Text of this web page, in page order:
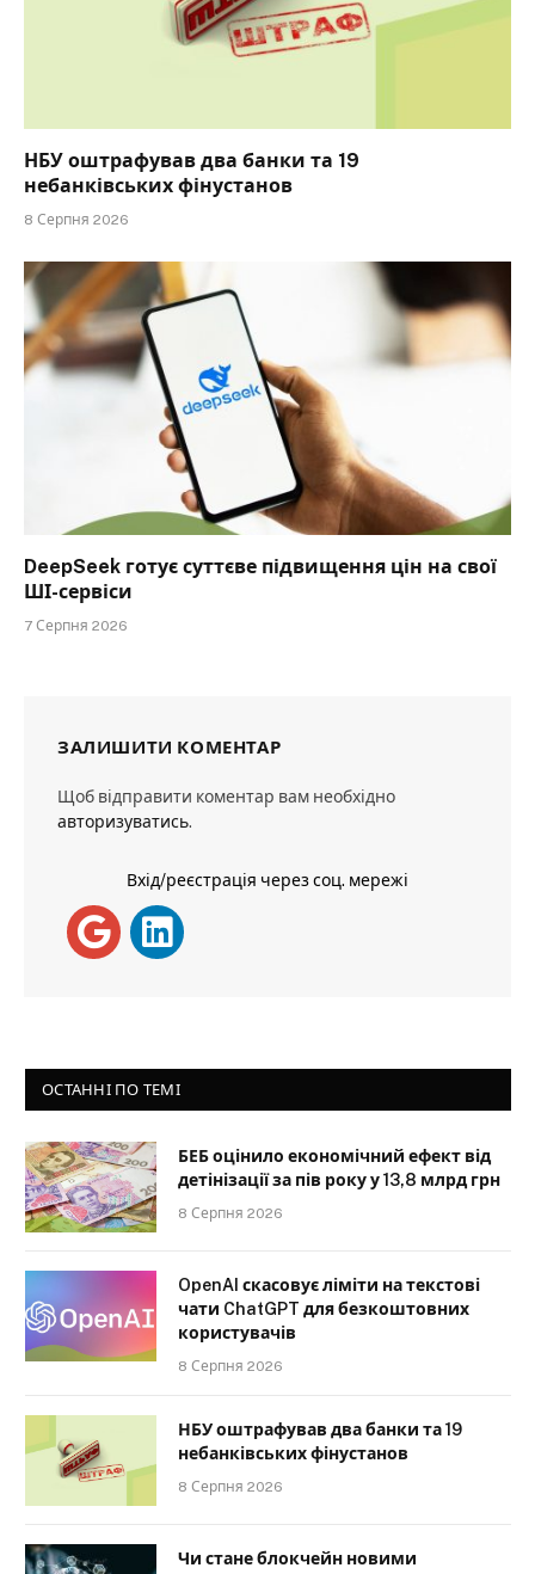
НБУ оштрафував два банки та 19
небанківських фінустанов
8 Серпня 2026
DeepSeek готує суттєве підвищення цін на свої
ШІ-сервіси
7 Серпня 2026
ЗАЛИШИТИ КОМЕНТАР
Щоб відправити коментар вам необхідно
авторизуватись.
Вхід/реєстрація через соц. мережі
ОСТАННІ ПО ТЕМІ
БЕБ оцінило економічний ефект від
детінізації за пів року у 13,8 млрд грн
8 Серпня 2026
OpenAI скасовує ліміти на текстові
чати ChatGPT для безкоштовних
користувачів
8 Серпня 2026
НБУ оштрафував два банки та 19
небанківських фінустанов
8 Серпня 2026
Чи стане блокчейн новими